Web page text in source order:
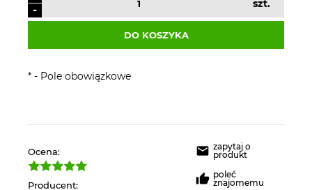
-
szt.
DO KOSZYKA
* - Pole obowiązkowe
Ocena:
Producent:
zapytaj o
produkt
poleć
znajomemu